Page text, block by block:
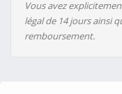
Vous avez
légal de 14 jours ainsi
remboursement.